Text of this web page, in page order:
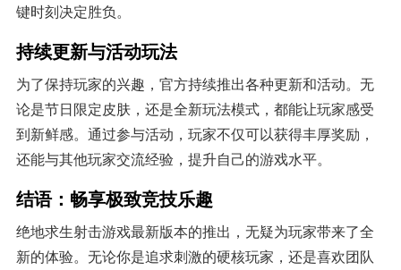
键时刻决定胜负。
持续更新与活动玩法
为了保持玩家的兴趣，官方持续推出各种更新和活动。无
论是节日限定皮肤，还是全新玩法模式，都能让玩家感受
到新鲜感。通过参与活动，玩家不仅可以获得丰厚奖励，
还能与其他玩家交流经验，提升自己的游戏水平。
结语：畅享极致竞技乐趣
绝地求生射击游戏最新版本的推出，无疑为玩家带来了全
新的体验。无论你是追求刺激的硬核玩家，还是喜欢团队